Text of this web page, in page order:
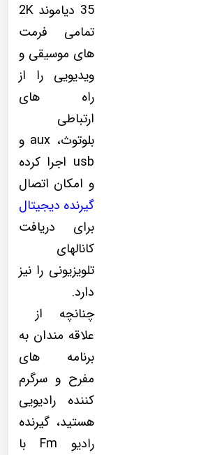
35 دیاموند 2K
تمامی فرمت
های موسیقی و
ویدیویی را از
راه های
ارتباطی
بلوتوث، aux و
usb اجرا کرده
و امکان اتصال
گیرنده دیجیتال
برای دریافت
کانالهای
تلویزیونی را نیز
دارد.
چنانچه از
علاقه مندان به
برنامه های
مفرح و سرگرم
کننده رادیویی
هستید، گیرنده
رادیو Fm با